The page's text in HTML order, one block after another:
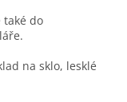
také do
na sklo, lesklé